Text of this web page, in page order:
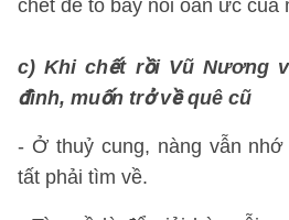
chết để tỏ bày nỗi oan ức của
c) Khi chết rồi Vũ Nương
đình, muốn trở về quê cũ
- Ở thuỷ cung, nàng vẫn
tất phải tìm về.